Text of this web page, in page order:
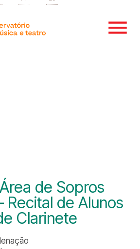
de Sopros
Recital de Alunos
Clarinete